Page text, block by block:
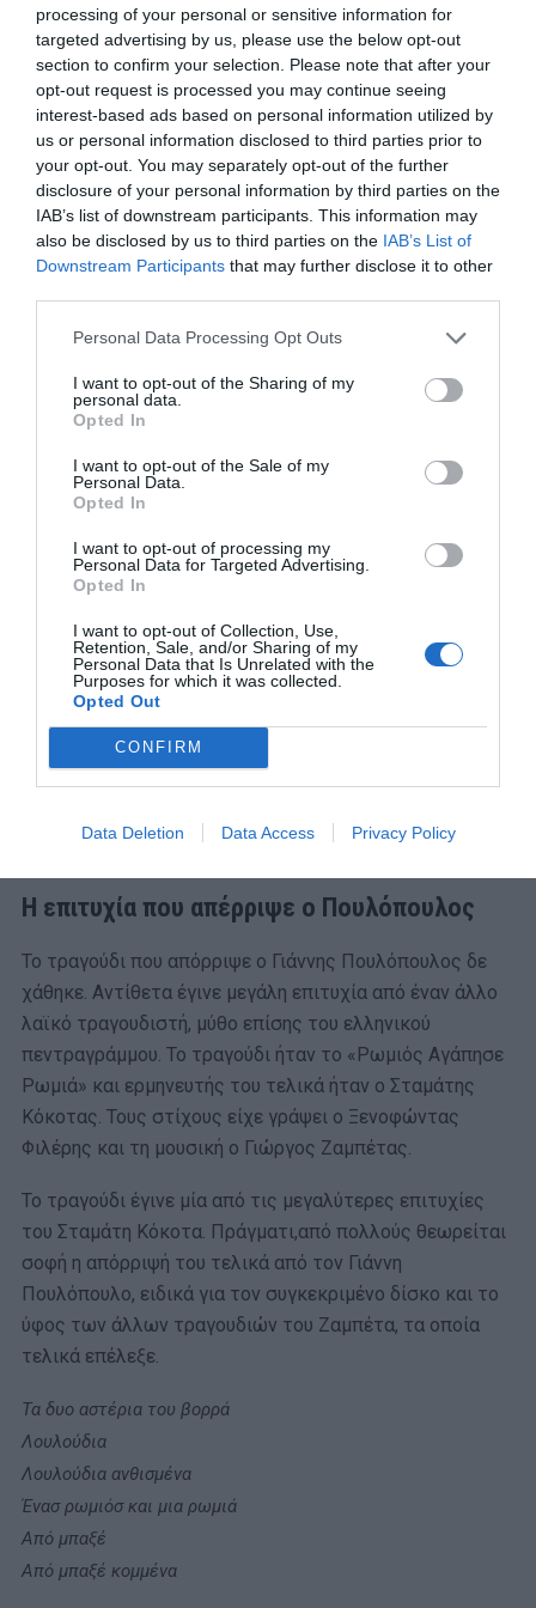
processing of your personal or sensitive information for
targeted advertising by us, please use the below opt-out
section to confirm your selection. Please note that after your
opt-out request is processed you may continue seeing
interest-based ads based on personal information utilized by
us or personal information disclosed to third parties prior to
your opt-out. You may separately opt-out of the further
disclosure of your personal information by third parties on the
IAB’s list of downstream participants. This information may
also be disclosed by us to third parties on the IAB’s List of
Downstream Participants that may further disclose it to other
Personal Data Processing Opt Outs
I want to opt-out of the Sharing of my
personal data.
Opted In
I want to opt-out of the Sale of my
Personal Data.
Opted In
I want to opt-out of processing my
Personal Data for Targeted Advertising.
Opted In
I want to opt-out of Collection, Use,
Retention, Sale, and/or Sharing of my
Personal Data that Is Unrelated with the
Purposes for which it was collected.
Opted Out
CONFIRM
Data Deletion Data Access Privacy Policy
τραγούδι είναι όλα προσωπικά βιώματα του
στιχουργού.
Τους στίχους αυτούς μαζί με άλλους, οι οποίοι αργότερα
έγιναν επίσης μεγάλες επιτυχίες σε μουσική Γιώργου
Ζαμπέτα (Ο Αλήτης, Μάλιστα κύριε, Πού ήσουν και πού
χάθηκες) τους έστειλε ο Καγιαντάς από το Μόναχο με
γράμμα στον συνθέτη, όταν βρήκε τυχαία τη διεύθυνσή
του στην Αθήνα. Όταν ο Ζαμπέτας τους διάβασε ήξερε
ότι είχε μπροστά του πολύ δυνατές επιτυχίες που θα
ακολουθούσαν.
Ήταν πράγματι ένα βαρύ δραματικό τραγούδι για την
ξενιτιά, τη μετανάστευση και τους ανθρώπους που
όμως που απορρίφθηκε ήταν ένα εύθυμο τραγούδι
Η επιτυχία που απέρριψε ο Πουλόπουλος
Το τραγούδι που απόρριψε ο Γιάννης Πουλόπουλος δε
χάθηκε. Αντίθετα έγινε μεγάλη επιτυχία από έναν άλλο
λαϊκό τραγουδιστή, μύθο επίσης του ελληνικού
πεντραγράμμου. Το τραγούδι ήταν το «Ρωμιός Αγάπησε
Ρωμιά» και ερμηνευτής του τελικά ήταν ο Σταμάτης
Κόκοτας. Τους στίχους είχε γράψει ο Ξενοφώντας
Φιλέρης και τη μουσική ο Γιώργος Ζαμπέτας.
Το τραγούδι έγινε μία από τις μεγαλύτερες επιτυχίες
του Σταμάτη Κόκοτα. Πράγματι,από πολλούς θεωρείται
σοφή η απόρριψή του τελικά από τον Γιάννη
Πουλόπουλο, ειδικά για τον συγκεκριμένο δίσκο και το
ύφος των άλλων τραγουδιών του Ζαμπέτα, τα οποία
τελικά επέλεξε.
Τα δυο αστέρια του βορρά
Λουλούδια
Λουλούδια ανθισμένα
Ένασ ρωμιόσ και μια ρωμιά
Από μπαξέ
Από μπαξέ κομμένα